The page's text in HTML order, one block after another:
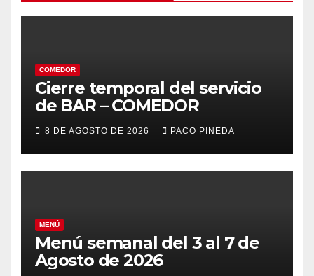
COMEDOR
Cierre temporal del servicio
de BAR – COMEDOR
8 DE AGOSTO DE 2026 PACO PINEDA
MENÚ
Menú semanal del 3 al 7 de
Agosto de 2026